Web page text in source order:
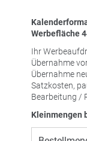
Werbefläche
Ihr
Übernahme
Übernahme
Satzkosten,
Bearbeitung /
Kleinmengen